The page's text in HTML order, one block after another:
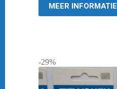
MEER INFORMATIE
-29%